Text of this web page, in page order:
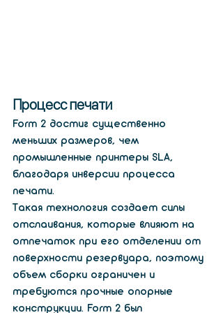
Процесс печати
Form 2 достиг существенно
меньших размеров, чем
промышленные принтеры SLA,
благодаря инверсии процесса
печати.
Такая технология создает силы
отслаивания, которые влияют на
отпечаток при его отделении от
поверхности резервуара, поэтому
объем сборки ограничен и
требуются прочные опорные
конструкции. Form 2 был